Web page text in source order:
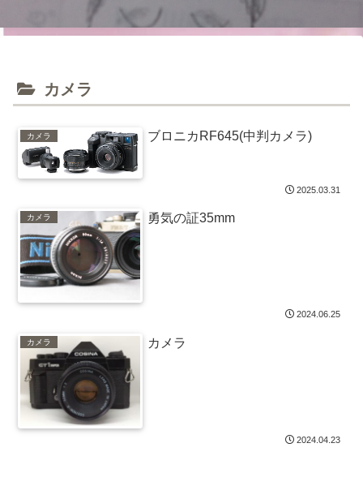
カメラ
カメラ ブロニカRF645(中判カメラ)
2025.03.31
カメラ 勇気の証35mm
2024.06.25
カメラ カメラ
2024.04.23